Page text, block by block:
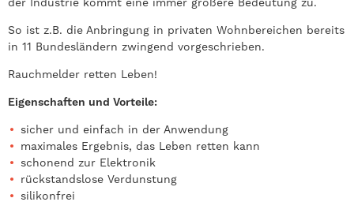
So ist z.B. die Anbringung in privaten Wohnbereichen bereits
in 11 Bundesländern zwingend vorgeschrieben.
Rauchmelder retten Leben!
Eigenschaften und Vorteile:
sicher und einfach in der Anwendung
maximales Ergebnis, das Leben retten kann
schonend zur Elektronik
rückstandslose Verdunstung
silikonfrei